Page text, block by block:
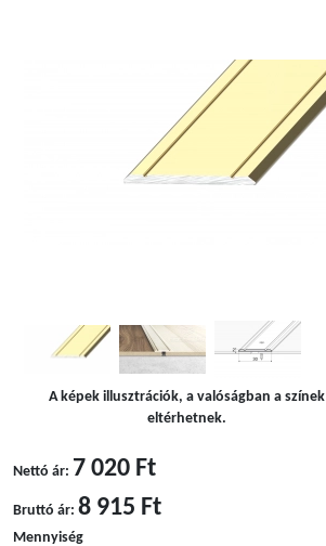
A képek illusztrációk, a valóságban a színek
eltérhetnek.
Nettó ár: 7 020 Ft
Bruttó ár: 8 915 Ft
Mennyiség